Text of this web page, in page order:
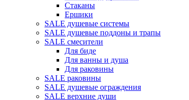
Стаканы
Ершики
SALE душевые системы
SALE душевые поддоны и трапы
SALE смесители
Для биде
Для ванны и душа
Для раковины
SALE раковины
SALE душевые ограждения
SALE верхние души